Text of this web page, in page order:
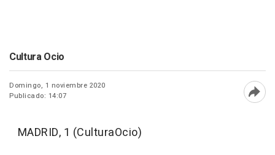
Cultura Ocio
Domingo, 1 noviembre 2020
Publicado: 14:07
MADRID, 1 (CulturaOcio)